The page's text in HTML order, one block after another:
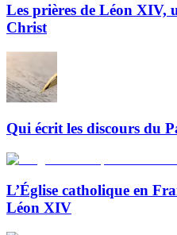
Les prières de Léon XIV,
Christ
Qui écrit les discours du
L’Église catholique en
Léon XIV